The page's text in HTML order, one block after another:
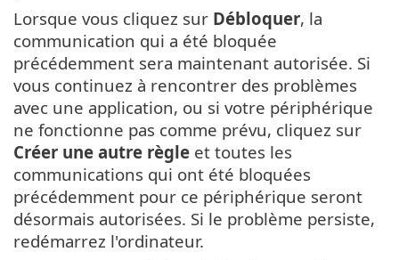
Lorsque vous cliquez sur Débloquer, la
communication qui a été bloquée
précédemment sera maintenant autorisée. Si
vous continuez à rencontrer des problèmes
avec une application, ou si votre périphérique
ne fonctionne pas comme prévu, cliquez sur
Créer une autre règle et toutes les
communications qui ont été bloquées
précédemment pour ce périphérique seront
désormais autorisées. Si le problème persiste,
redémarrez l'ordinateur.